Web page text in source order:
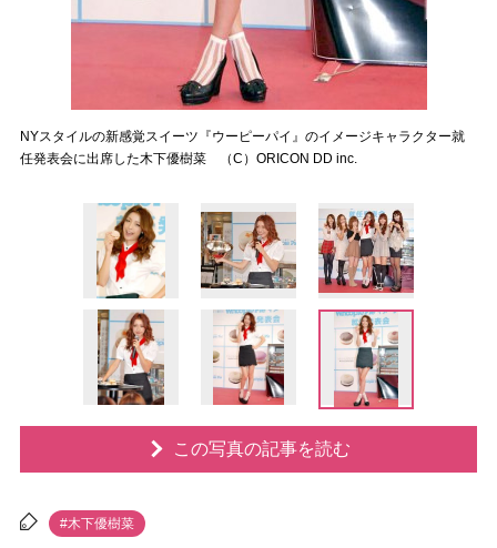
NYスタイルの新感覚スイーツ『ウーピーパイ』のイメージキャラクター就
任発表会に出席した木下優樹菜 （C）ORICON DD inc.
この写真の記事を読む
#木下優樹菜